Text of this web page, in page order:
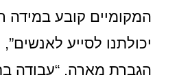
המקומיים קובע במידה
יכולתנו לסייע
הגברת מארה. “עבודה